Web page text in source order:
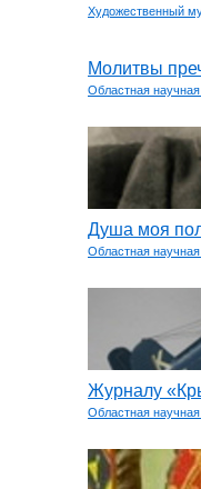
Художественный
Молитвы
Областная научная
Душа моя
Областная научная
Журналу
Областная научная